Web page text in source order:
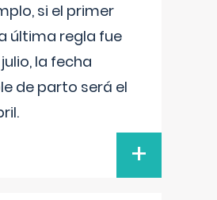
si el primer
última regla fue
julio, la fecha
de parto será el
+